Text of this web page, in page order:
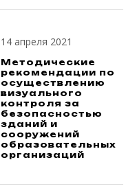
14 апреля 2021
Методические
рекомендации по
осуществлению
визуального
контроля за
безопасностью
зданий и
сооружений
образовательных
организаций